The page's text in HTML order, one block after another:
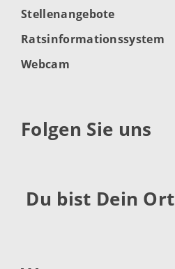
Stellenangebote
Ratsinformationssystem
Webcam
Folgen Sie uns
Du bist Dein Ort